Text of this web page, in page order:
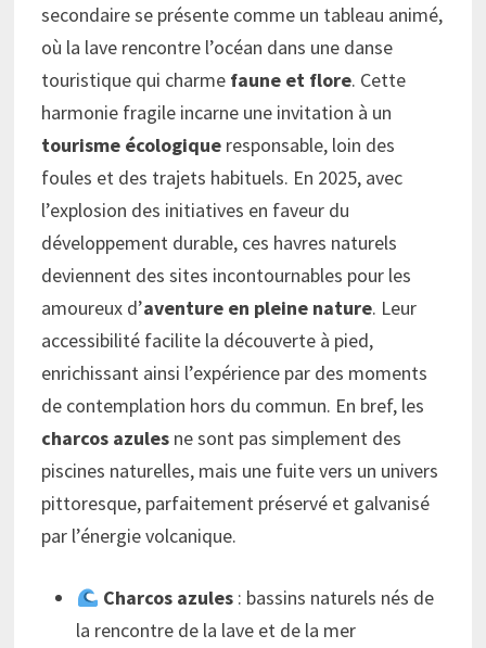
secondaire se présente comme un tableau animé,
où la lave rencontre l’océan dans une danse
touristique qui charme faune et flore. Cette
harmonie fragile incarne une invitation à un
tourisme écologique responsable, loin des
foules et des trajets habituels. En 2025, avec
l’explosion des initiatives en faveur du
développement durable, ces havres naturels
deviennent des sites incontournables pour les
amoureux d’aventure en pleine nature. Leur
accessibilité facilite la découverte à pied,
enrichissant ainsi l’expérience par des moments
de contemplation hors du commun. En bref, les
charcos azules ne sont pas simplement des
piscines naturelles, mais une fuite vers un univers
pittoresque, parfaitement préservé et galvanisé
par l’énergie volcanique.
Charcos azules: bassins naturels nés de
la rencontre de la lave et de la mer